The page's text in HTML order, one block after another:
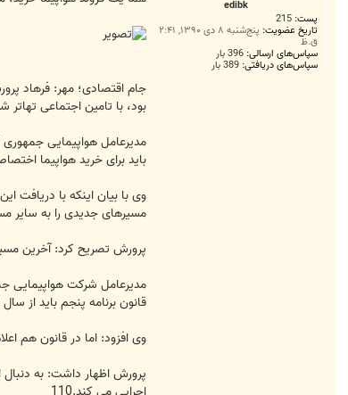
edibk
پست: 215
تاریخ عضویت: پنج‌شنبه ۸ دی ۱۳۹۰, ۲:۴۱
ق.ظ
سپاس‌های ارسالی: 396 بار
سپاس‌های دریافتی: 389 بار
بود، با تامین اجتماعی تهاتر
باید برای خرید هواپیما
وی با بیان اینکه با دریافت
مسیرهای جدیدی را به سایر
پرورش تصریح کرد: آخرین
مدیرعامل شرکت هواپیمایی
قانون برنامه پنجم باید از سال 92 انجام گیرد.
وی افزود: اما در قانون هم اعلام شده که باید نرخ شناور از سال 91 اجرایی شود که